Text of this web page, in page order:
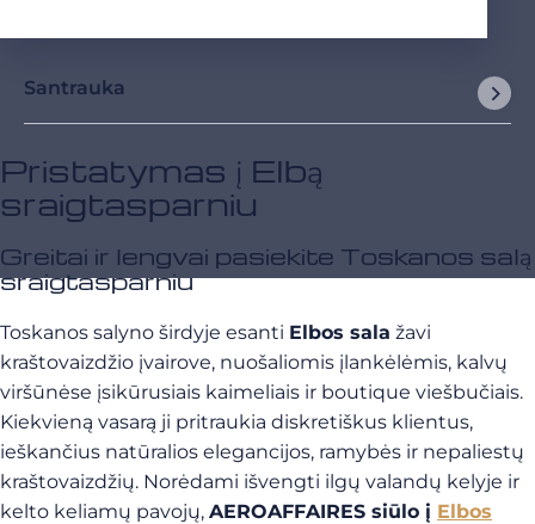
Santrauka
Pristatymas į Elbą
sraigtasparniu
Greitai ir lengvai pasiekite Toskanos salą
sraigtasparniu
Toskanos salyno širdyje esanti Elbos sala žavi
kraštovaizdžio įvairove, nuošaliomis įlankėlėmis, kalvų
viršūnėse įsikūrusiais kaimeliais ir boutique viešbučiais.
Kiekvieną vasarą ji pritraukia diskretiškus klientus,
ieškančius natūralios elegancijos, ramybės ir nepaliestų
kraštovaizdžių. Norėdami išvengti ilgų valandų kelyje ir
kelto keliamų pavojų, AEROAFFAIRES siūlo į Elbos